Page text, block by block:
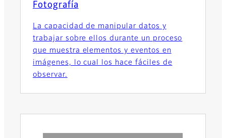
Fotografía
La capacidad de manipular datos y
trabajar sobre ellos durante un proceso
que muestra elementos y eventos en
imágenes, lo cual los hace fáciles de
observar.